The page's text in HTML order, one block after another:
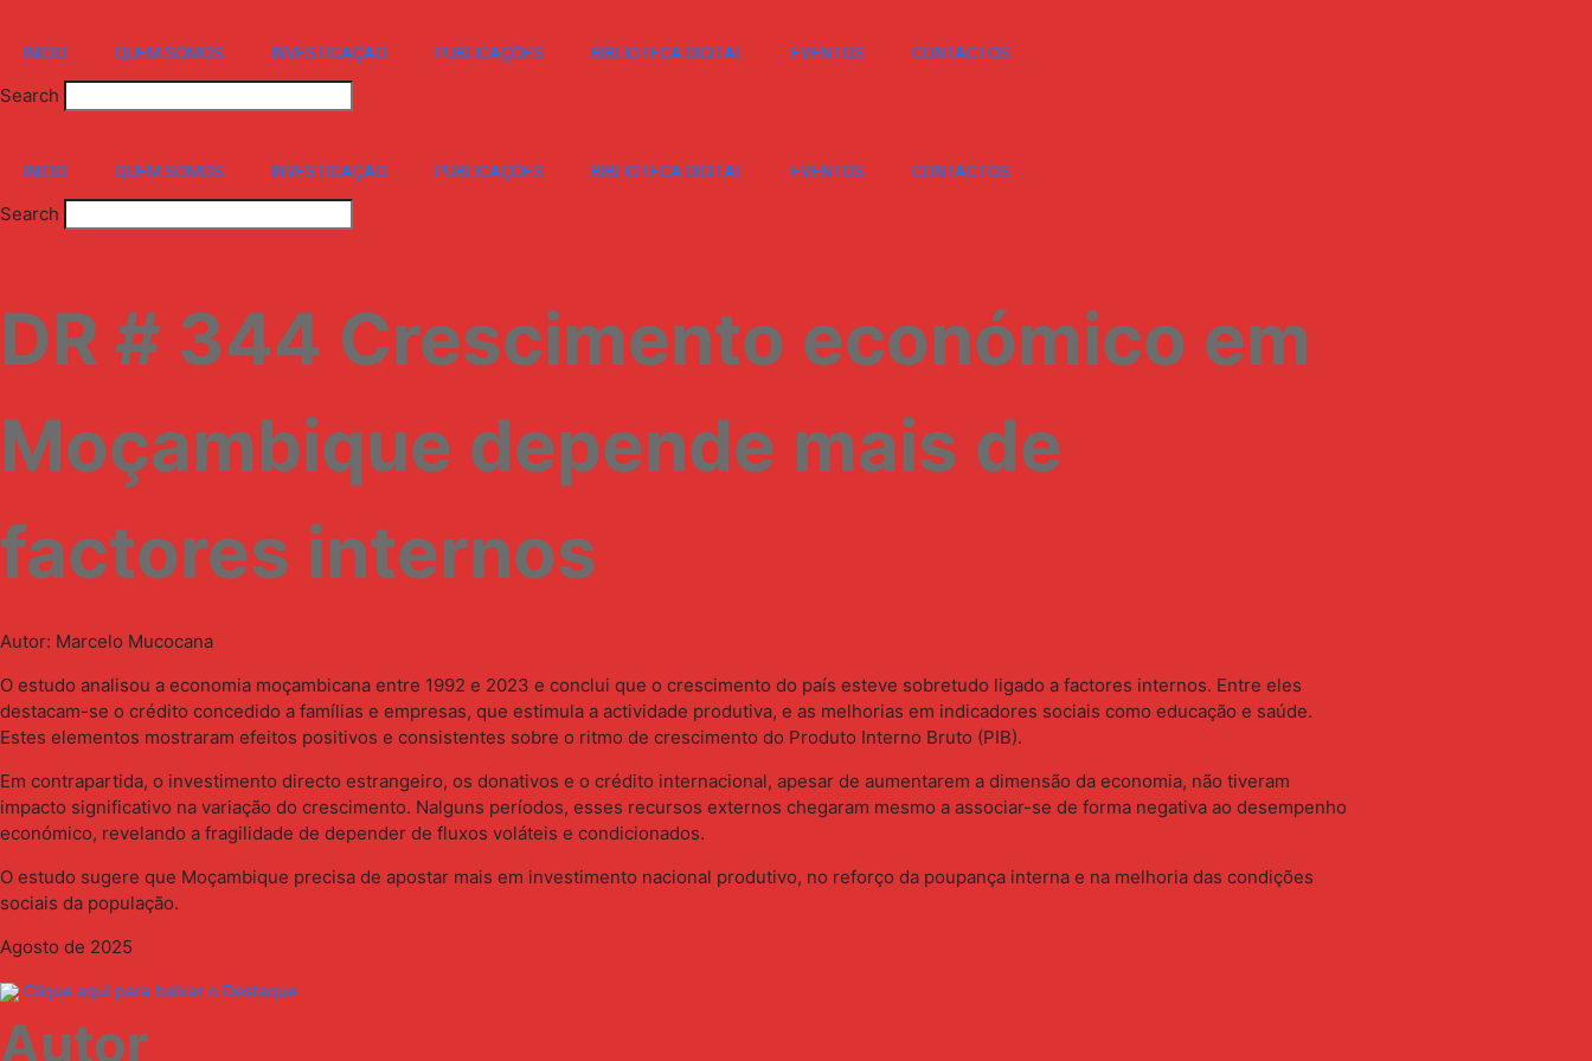
INICIO QUEM SOMOS INVESTIGAÇÃO PUBLICAÇÕES BIBLIOTECA DIGITAL EVENTOS CONTACTOS
Search
INICIO QUEM SOMOS INVESTIGAÇÃO PUBLICAÇÕES BIBLIOTECA DIGITAL EVENTOS CONTACTOS
Search
DR # 344 Crescimento económico em
Moçambique depende mais de
factores internos
Autor: Marcelo Mucocana
O estudo analisou a economia moçambicana entre 1992 e 2023 e conclui que o crescimento do país esteve sobretudo ligado a factores internos. Entre eles
destacam-se o crédito concedido a famílias e empresas, que estimula a actividade produtiva, e as melhorias em indicadores sociais como educação e saúde.
Estes elementos mostraram efeitos positivos e consistentes sobre o ritmo de crescimento do Produto Interno Bruto (PIB).
Em contrapartida, o investimento directo estrangeiro, os donativos e o crédito internacional, apesar de aumentarem a dimensão da economia, não tiveram
impacto significativo na variação do crescimento. Nalguns períodos, esses recursos externos chegaram mesmo a associar-se de forma negativa ao desempenho
económico, revelando a fragilidade de depender de fluxos voláteis e condicionados.
O estudo sugere que Moçambique precisa de apostar mais em investimento nacional produtivo, no reforço da poupança interna e na melhoria das condições
sociais da população.
Agosto de 2025
Clique aqui para baixar o Destaque
Autor